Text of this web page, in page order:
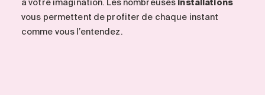
à votre imagination. Les nombreuses installations
vous permettent de profiter de chaque instant
comme vous l’entendez.